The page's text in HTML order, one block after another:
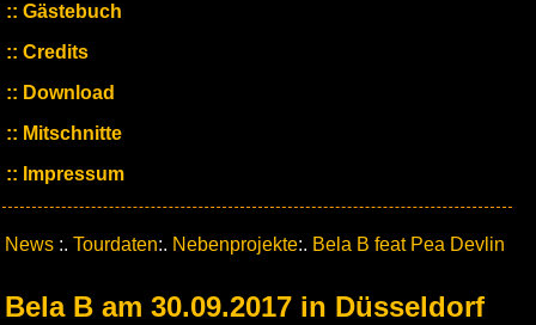
Gästebuch
Credits
Download
Mitschnitte
Impressum
News :. Tourdaten:. Nebenprojekte:. Bela B feat Pea Devlin
Bela B am 30.09.2017 in Düsseldorf